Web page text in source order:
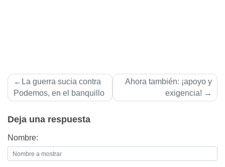
Navegación
de
La guerra sucia contra
Podemos, en el banquillo
Ahora también: ¡apoyo y
exigencia!
Deja una respuesta
Nombre: